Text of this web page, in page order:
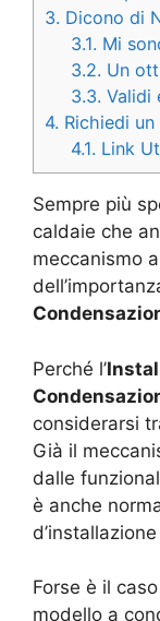
3. Dicono di
3.1. Mi
3.2. Un
3.3. Validi
4. Richiedi
4.1. Link
Sempre più
caldaie che
meccanismo
Perché l’
considerarsi
Già il
dalle
è anche
Forse è il
modello a